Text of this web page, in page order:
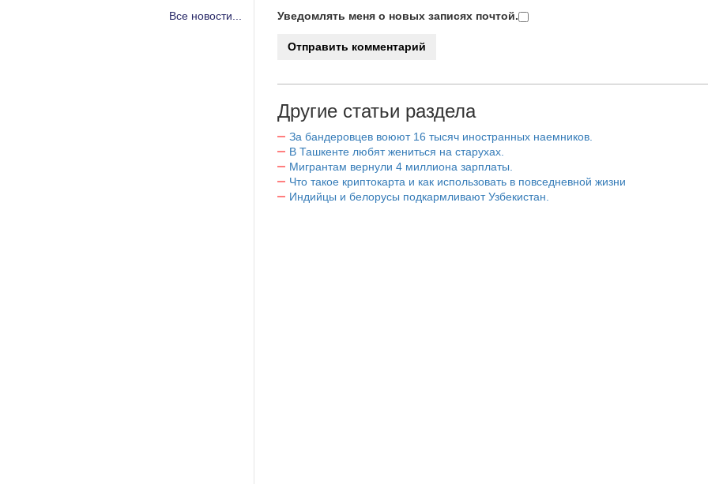
Уведомлять меня о новых записях почтой.
Другие статьи раздела
За бандеровцев воюют 16 тысяч иностранных наемников.
В Ташкенте любят жениться на старухах.
Мигрантам вернули 4 миллиона зарплаты.
Что такое криптокарта и как использовать в повседневной жизни
Индийцы и белорусы подкармливают Узбекистан.
Все новости...